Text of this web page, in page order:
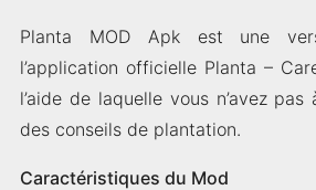
Planta MOD Apk est une
l’application officielle Planta –
l’aide de laquelle vous n’avez
des conseils de plantation.
Caractéristiques du Mod